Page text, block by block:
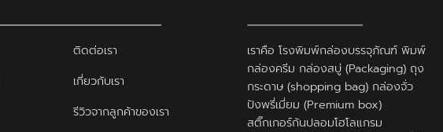
ติดต่อเรา
เกี่ยวกับเรา
รีวิวจากลูกค้าของเรา
เราคือ โรงพิมพ์กล่องบรรจุภัณฑ์ พิมพ์
กล่องครีม กล่องสบู่ (Packaging) ถุง
กระดาษ (shopping bag) กล่องจั่ว
ปังพรี่เมี่ยม (Premium box)
สติ๊กเกอร์กันปลอมโฮโลแกรม